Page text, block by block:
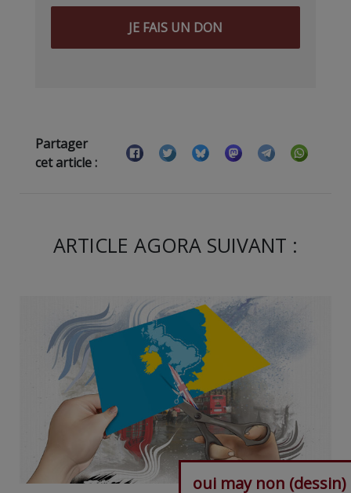
JE FAIS UN DON
Partager
cet article :
ARTICLE AGORA SUIVANT :
oui may non (dessin)